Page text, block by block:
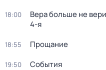
18:00 Вера больше не
4-я
18:55 Прощание
19:50 События